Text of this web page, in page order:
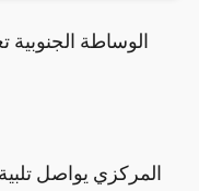
الوساطة
المركزي يواصل